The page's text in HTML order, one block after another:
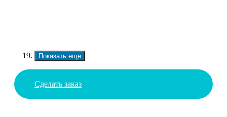
Показать еще
Сделать заказ